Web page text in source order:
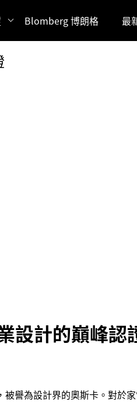
Blomberg 博朗格 最
設計的巔峰認
譽為設計界的奧斯卡。對於